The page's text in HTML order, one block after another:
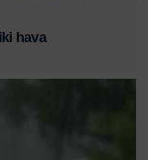
hava